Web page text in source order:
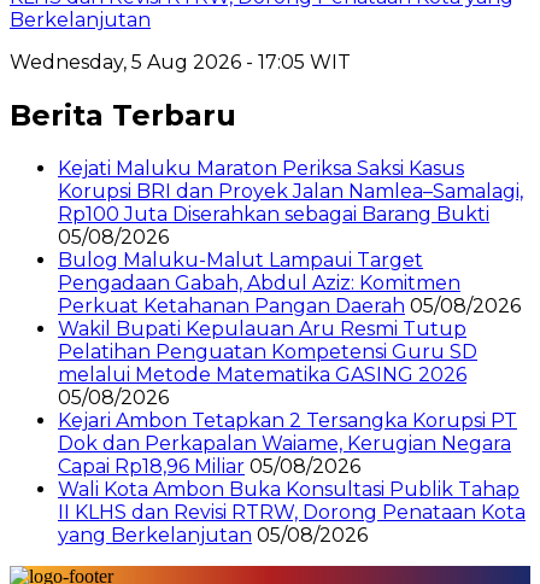
Berkelanjutan
Wednesday, 5 Aug 2026 - 17:05 WIT
Berita Terbaru
Kejati Maluku Maraton Periksa Saksi Kasus
Korupsi BRI dan Proyek Jalan Namlea–Samalagi,
Rp100 Juta Diserahkan sebagai Barang Bukti
05/08/2026
Bulog Maluku-Malut Lampaui Target
Pengadaan Gabah, Abdul Aziz: Komitmen
Perkuat Ketahanan Pangan Daerah 05/08/2026
Wakil Bupati Kepulauan Aru Resmi Tutup
Pelatihan Penguatan Kompetensi Guru SD
melalui Metode Matematika GASING 2026
05/08/2026
Kejari Ambon Tetapkan 2 Tersangka Korupsi PT
Dok dan Perkapalan Waiame, Kerugian Negara
Capai Rp18,96 Miliar 05/08/2026
Wali Kota Ambon Buka Konsultasi Publik Tahap
II KLHS dan Revisi RTRW, Dorong Penataan Kota
yang Berkelanjutan 05/08/2026